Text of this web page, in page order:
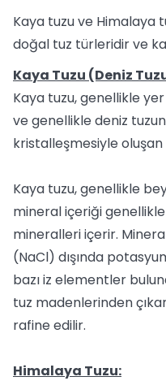
Kaya tuzu ve Himalaya
doğal tuz türleridir ve
Kaya Tuzu (Deniz
Kaya tuzu, genellikle
ve genellikle deniz
kristalleşmesiyle
Kaya tuzu, genellikle
mineral içeriği
mineralleri içerir.
(NaCl) dışında
bazı iz elementler
tuz madenlerinden
rafine edilir.
Himalaya Tuzu: